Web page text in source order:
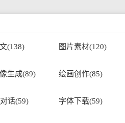
(138) 图片素材(120)
生成(89) 绘画创作(85)
话(59) 字体下载(59)